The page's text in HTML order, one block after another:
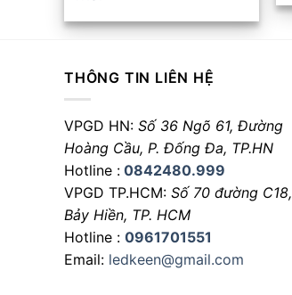
THÔNG TIN LIÊN HỆ
VPGD HN: Số 36 Ngõ 61, Đường
Hoàng Cầu, P. Đống Đa, TP.HN
Hotline : 0842480.999
VPGD TP.HCM: Số 70 đường C18,
Bảy Hiền, TP. HCM
Hotline : 0961701551
Email: ledkeen@gmail.com